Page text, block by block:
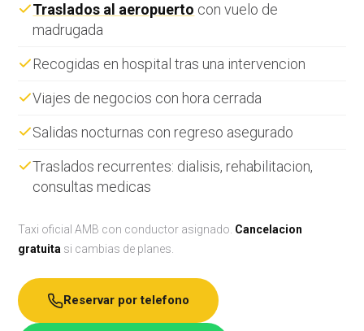
Traslados al aeropuerto con vuelo de
madrugada
Recogidas en hospital tras una intervencion
Viajes de negocios con hora cerrada
Salidas nocturnas con regreso asegurado
Traslados recurrentes: dialisis, rehabilitacion,
consultas medicas
Taxi oficial AMB con conductor asignado. Cancelacion
gratuita si cambias de planes.
Reservar por telefono